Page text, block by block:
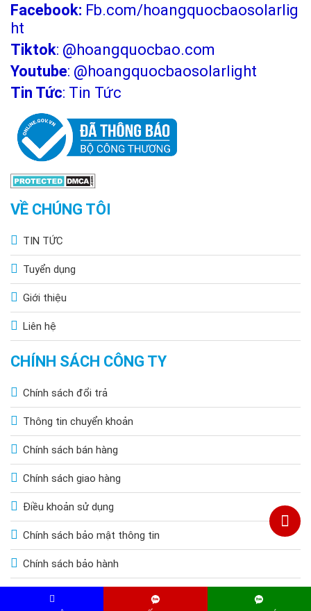
Thông số kỹ thuật
Quạt Năng Lượng Mặt Trời 12V Tốc độ quạt mạnh như
quạt điện
Công suất: 40W
Tấm pin: 18W 40W kích thước lớn 700 * 350mm
Pin: Lithium 12V 4400mAh
Nguồn điện vào:12V DC hoặc Adapter 110~220V AC
(kèm theo)
Facebook: Fb.com/hoangquocbaosolarlig
ht
Tiktok: @hoangquocbao.com
Youtube: @hoangquocbaosolarlight
Tin Tức: Tin Tức
VỀ CHÚNG TÔI
TIN TỨC
Tuyển dụng
Giới thiệu
Liên hệ
CHÍNH SÁCH CÔNG TY
Chính sách đổi trả
Thông tin chuyển khoản
Chính sách bán hàng
Chính sách giao hàng
Điều khoản sử dụng
Chính sách bảo mật thông tin
Chính sách bảo hành